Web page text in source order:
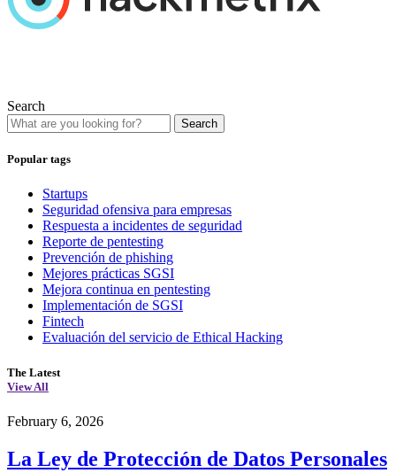
Search
Search
Popular tags
Startups
Seguridad ofensiva para empresas
Respuesta a incidentes de seguridad
Reporte de pentesting
Prevención de phishing
Mejores prácticas SGSI
Mejora continua en pentesting
Implementación de SGSI
Fintech
Evaluación del servicio de Ethical Hacking
The Latest
View All
February 6, 2026
La Ley de Protección de Datos Personales